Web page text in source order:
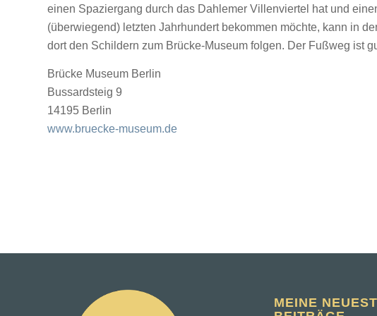
einen Spaziergang durch das Dahlemer Villenviertel hat und
(überwiegend) letzten Jahrhundert bekommen möchte, kann in
dort den Schildern zum Brücke-Museum folgen. Der Fußweg ist
Brücke Museum Berlin
Bussardsteig 9
14195 Berlin
www.bruecke-museum.de
MEINE